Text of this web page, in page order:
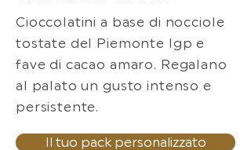
Cioccolatini a base di nocciole
tostate del Piemonte Igp e
fave di cacao amaro. Regalano
al palato un gusto intenso e
persistente.
Il tuo pack personalizzato